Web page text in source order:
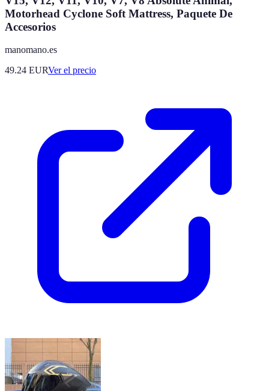
Motorhead Cyclone Soft Mattress, Paquete De
Accesorios
manomano.es
49.24 EURVer el precio